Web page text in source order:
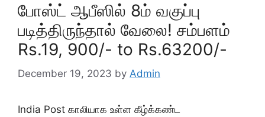
போஸ்ட் ஆபீஸில் 8ம் வகுப்பு
படித்திருந்தால் வேலை! சம்பளம்
Rs.19, 900/- to Rs.63200/-
December 19, 2023 by Admin
India Post காலியாக உள்ள கீழ்க்கண்ட